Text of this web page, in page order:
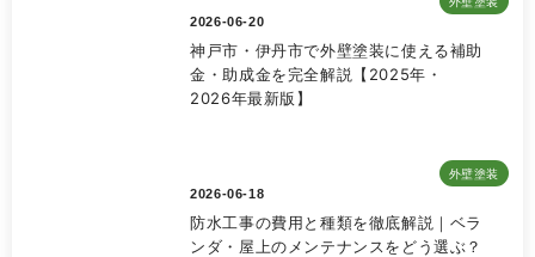
2026-06-20
神戸市・伊丹市で外壁塗装に使える補助
金・助成金を完全解説【2025年・
2026年最新版】
外壁塗装
2026-06-18
防水工事の費用と種類を徹底解説｜ベラ
ンダ・屋上のメンテナンスをどう選ぶ？